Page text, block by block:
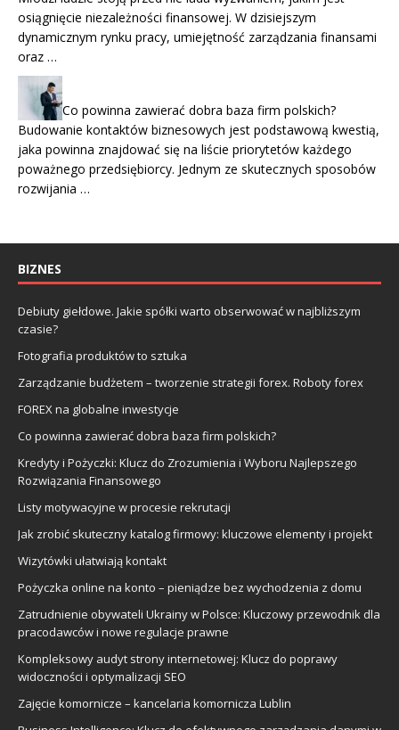
osiągnięcie niezależności finansowej. W dzisiejszym
dynamicznym rynku pracy, umiejętność zarządzania finansami
oraz …
Co powinna zawierać dobra baza firm polskich?
Budowanie kontaktów biznesowych jest podstawową kwestią,
jaka powinna znajdować się na liście priorytetów każdego
poważnego przedsiębiorcy. Jednym ze skutecznych sposobów
rozwijania …
BIZNES
Debiuty giełdowe. Jakie spółki warto obserwować w najbliższym
czasie?
Fotografia produktów to sztuka
Zarządzanie budżetem – tworzenie strategii forex. Roboty forex
FOREX na globalne inwestycje
Co powinna zawierać dobra baza firm polskich?
Kredyty i Pożyczki: Klucz do Zrozumienia i Wyboru Najlepszego
Rozwiązania Finansowego
Listy motywacyjne w procesie rekrutacji
Jak zrobić skuteczny katalog firmowy: kluczowe elementy i projekt
Wizytówki ułatwiają kontakt
Pożyczka online na konto – pieniądze bez wychodzenia z domu
Zatrudnienie obywateli Ukrainy w Polsce: Kluczowy przewodnik dla
pracodawców i nowe regulacje prawne
Kompleksowy audyt strony internetowej: Klucz do poprawy
widoczności i optymalizacji SEO
Zajęcie komornicze – kancelaria komornicza Lublin